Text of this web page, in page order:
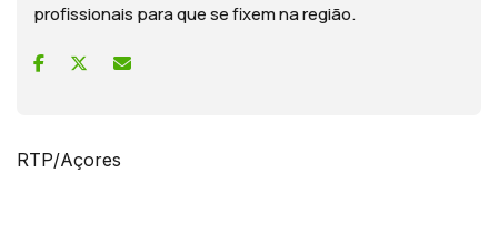
profissionais para que se fixem na região.
RTP/Açores